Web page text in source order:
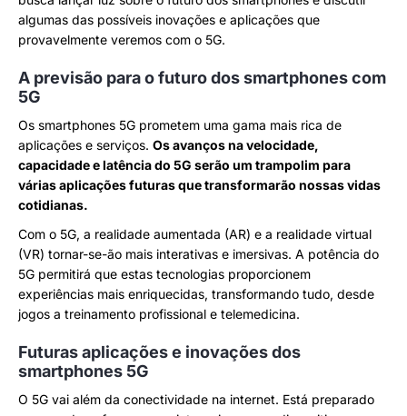
algumas das possíveis inovações e aplicações que
provavelmente veremos com o 5G.
A previsão para o futuro dos smartphones com
5G
Os smartphones 5G prometem uma gama mais rica de
aplicações e serviços. Os avanços na velocidade,
capacidade e latência do 5G serão um trampolim para
várias aplicações futuras que transformarão nossas vidas
cotidianas.
Com o 5G, a realidade aumentada (AR) e a realidade virtual
(VR) tornar-se-ão mais interativas e imersivas. A potência do
5G permitirá que estas tecnologias proporcionem
experiências mais enriquecidas, transformando tudo, desde
jogos a treinamento profissional e telemedicina.
Futuras aplicações e inovações dos
smartphones 5G
O 5G vai além da conectividade na internet. Está preparado